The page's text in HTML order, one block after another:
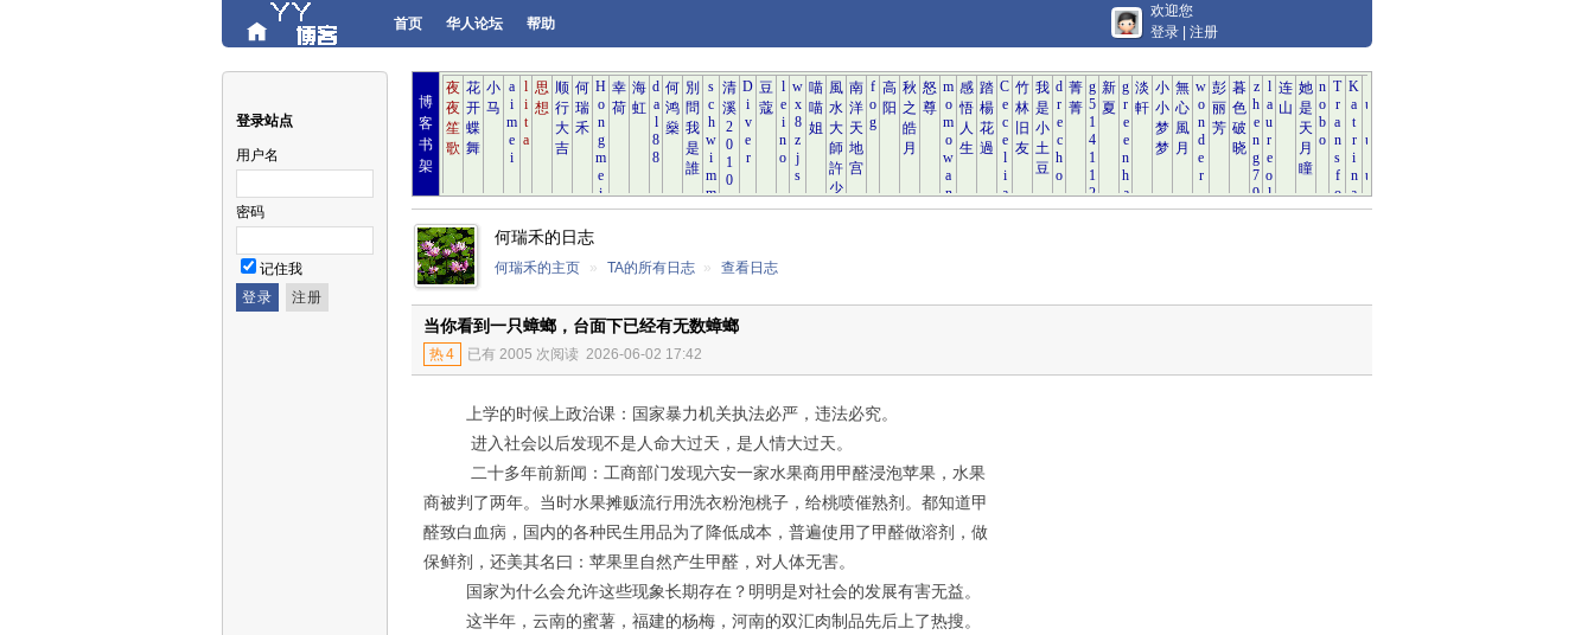
首页 华人论坛 帮助
欢迎您
登录
注册
登录站点
用户名
密码
记住我
博
客
书
架
何瑞禾的日志
何瑞禾的主页 » TA的所有日志 » 查看日志
当你看到一只蟑螂，台面下已经有无数蟑螂
热4 已有 2005 次阅读 2026-06-02 17:42
上学的时候上政治课：国家暴力机关执法必严，违法必究。
进入社会以后发现不是人命大过天，是人情大过天。
二十多年前新闻：工商部门发现六安一家水果商用甲醛浸泡苹果，水果
商被判了两年。当时水果摊贩流行用洗衣粉泡桃子，给桃喷催熟剂。都知道甲
醛致白血病，国内的各种民生用品为了降低成本，普遍使用了甲醛做溶剂，做
保鲜剂，还美其名曰：苹果里自然产生甲醛，对人体无害。
国家为什么会允许这些现象长期存在？明明是对社会的发展有害无益。
这半年，云南的蜜薯，福建的杨梅，河南的双汇肉制品先后上了热搜。